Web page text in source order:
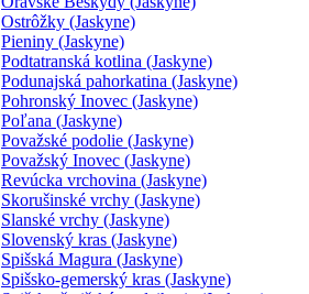
Ostrôžky (Jaskyne)
Pieniny (Jaskyne)
Podtatranská kotlina (Jaskyne)
Podunajská pahorkatina (Jaskyne)
Pohronský Inovec (Jaskyne)
Poľana (Jaskyne)
Považské podolie (Jaskyne)
Považský Inovec (Jaskyne)
Revúcka vrchovina (Jaskyne)
Skorušinské vrchy (Jaskyne)
Slanské vrchy (Jaskyne)
Slovenský kras (Jaskyne)
Spišská Magura (Jaskyne)
Spišsko-gemerský kras (Jaskyne)